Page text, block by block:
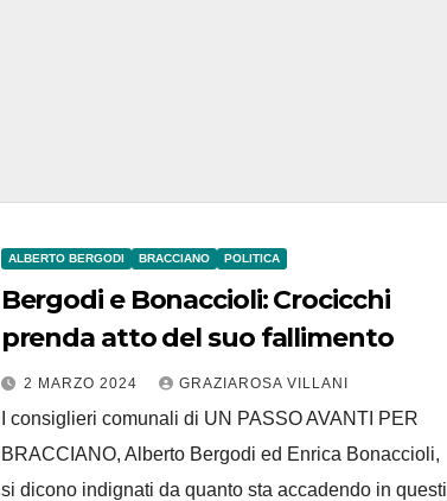
ALBERTO BERGODI BRACCIANO POLITICA
Bergodi e Bonaccioli: Crocicchi
prenda atto del suo fallimento
2 MARZO 2024 GRAZIAROSA VILLANI
I consiglieri comunali di UN PASSO AVANTI PER
BRACCIANO, Alberto Bergodi ed Enrica Bonaccioli,
si dicono indignati da quanto sta accadendo in questi